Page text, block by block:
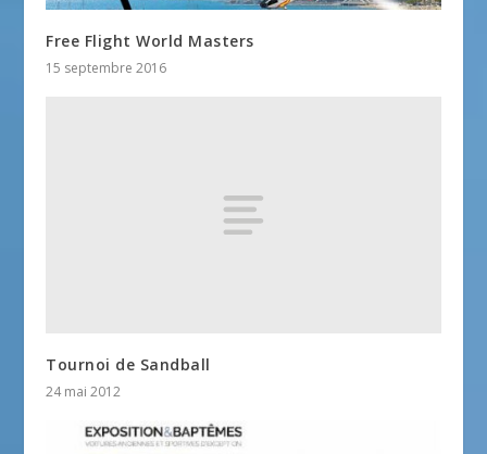
Free Flight World Masters
15 septembre 2016
Tournoi de Sandball
24 mai 2012